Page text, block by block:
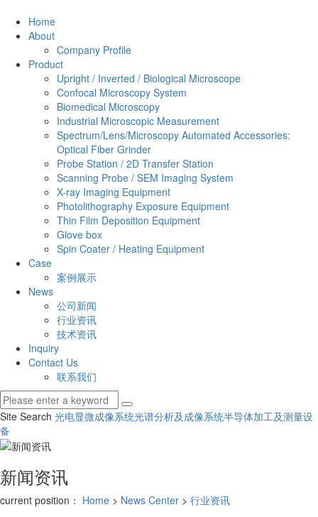
Home
About
Company Profile
Product
Upright / Inverted / Biological Microscope
Confocal Microscopy System
Biomedical Microscopy
Industrial Microscopic Measurement
Spectrum/Lens/Microscopy Automated Accessories:
Optical Fiber Grinder
Probe Station / 2D Transfer Station
Scanning Probe / SEM Imaging System
X-ray Imaging Equipment
Photolithography Exposure Equipment
Thin Film Deposition Equipment
Glove box
Spin Coater / Heating Equipment
Case
案例展示
News
公司新闻
行业资讯
技术资讯
Inquiry
Contact Us
联系我们
Site Search 光电显微成像系统光谱分析及成像系统半导体加工及测量设
备
新闻资讯
current position： Home > News Center > 行业资讯